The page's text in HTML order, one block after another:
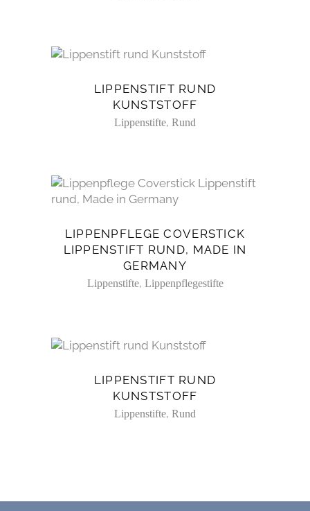
LIPPENSTIFT RUND
KUNSTSTOFF
Lippenstifte, Rund
LIPPENPFLEGE COVERSTICK
LIPPENSTIFT RUND, MADE IN
GERMANY
Lippenstifte, Lippenpflegestifte
LIPPENSTIFT RUND
KUNSTSTOFF
Lippenstifte, Rund